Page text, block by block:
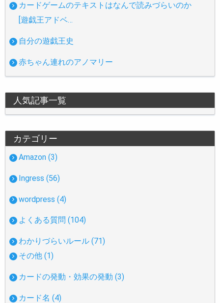
カードゲームのテキストはなんで読みづらいのか
[遊戯王アドベ…
自分の遊戯王史
赤ちゃん連れのアノマリー
人気記事一覧
カテゴリー
Amazon (3)
Ingress (56)
wordpress (4)
よくある質問 (104)
わかりづらいルール (71)
その他 (1)
カードの発動・効果の発動 (3)
カード名 (4)